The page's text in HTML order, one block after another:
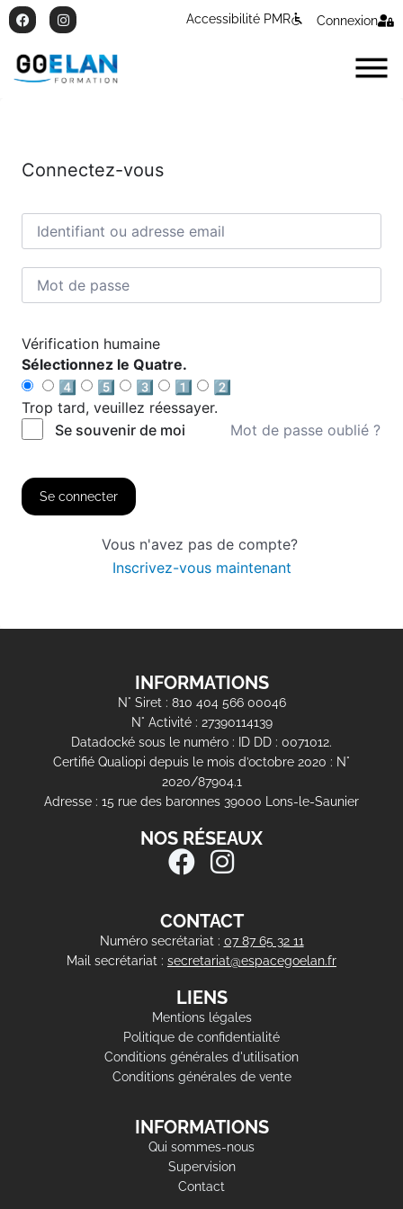
Accessibilité PMR Connexion
Connectez-vous
Vérification humaine
Sélectionnez le Quatre.
4️⃣
5️⃣ 3️⃣ 1️⃣
2️⃣
Trop tard, veuillez réessayer.
Se souvenir de moi
Mot de passe oublié ?
Se connecter
Vous n'avez pas de compte?
Inscrivez-vous maintenant
INFORMATIONS
N° Siret : 810 404 566 00046
N° Activité : 27390114139
Datadocké sous le numéro : ID DD : 0071012.
Certifié Qualiopi depuis le mois d’octobre 2020 : N°
2020/87904.1
Adresse : 15 rue des baronnes 39000 Lons-le-Saunier
NOS RÉSEAUX
CONTACT
Numéro secrétariat : 07 87 65 32 11
Mail secrétariat : secretariat@espacegoelan.fr
LIENS
Mentions légales
Politique de confidentialité
Conditions générales d'utilisation
Conditions générales de vente
INFORMATIONS
Qui sommes-nous
Supervision
Contact